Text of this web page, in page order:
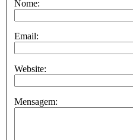
Nome:
Email:
Website:
Mensagem: